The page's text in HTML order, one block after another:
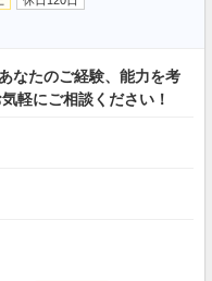
なたのご経験、能力を考
軽にご相談ください！